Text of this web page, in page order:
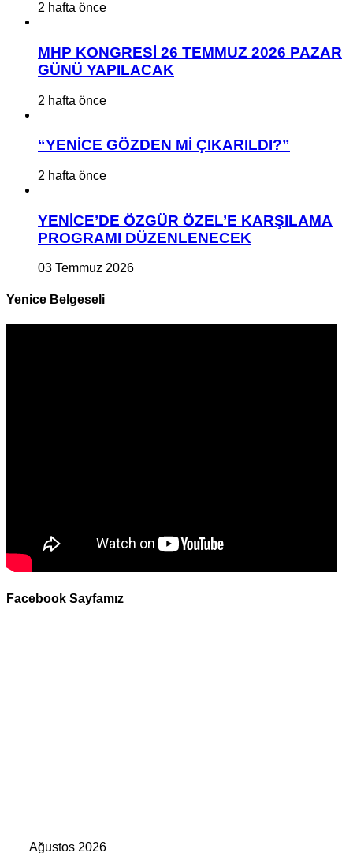
2 hafta önce
MHP KONGRESİ 26 TEMMUZ 2026 PAZAR
GÜNÜ YAPILACAK
2 hafta önce
“YENİCE GÖZDEN Mİ ÇIKARILDI?”
2 hafta önce
YENİCE’DE ÖZGÜR ÖZEL’E KARŞILAMA
PROGRAMI DÜZENLENECEK
03 Temmuz 2026
Yenice Belgeseli
Facebook Sayfamız
Ağustos 2026